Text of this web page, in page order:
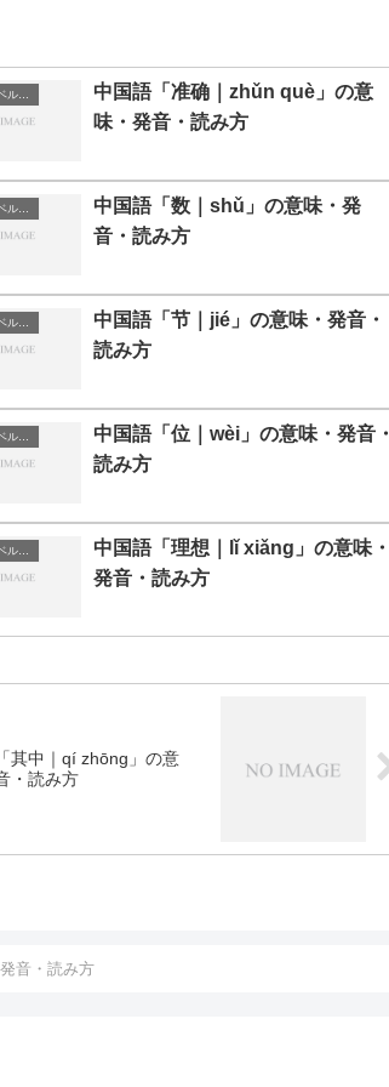
中国語「准确｜zhǔn què」の意
味・発音・読み方
中国語「数｜shǔ」の意味・発
音・読み方
中国語「节｜jié」の意味・発音・
読み方
中国語「位｜wèi」の意味・発音・
読み方
中国語「理想｜lǐ xiǎng」の意味・
発音・読み方
其中｜qí zhōng」の意
・読み方
音・読み方